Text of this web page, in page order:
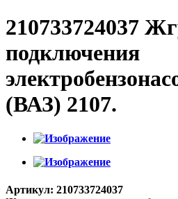
210733724037
подключения
(ВАЗ) 2107.
Артикул: 210733724037